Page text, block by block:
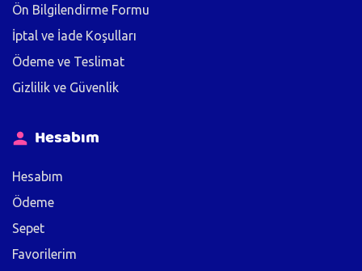
Ön Bilgilendirme Formu
İptal ve İade Koşulları
Ödeme ve Teslimat
Gizlilik ve Güvenlik
Hesabım
Hesabım
Ödeme
Sepet
Favorilerim